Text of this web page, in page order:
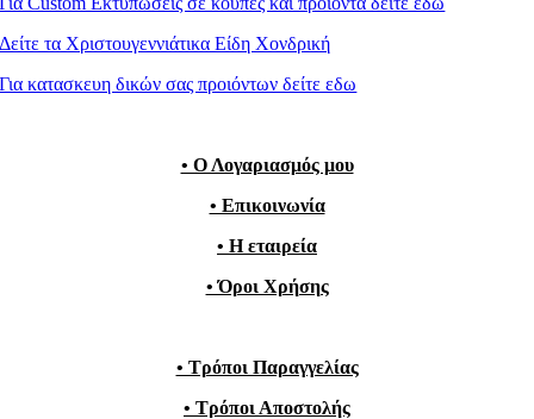
Δείτε τα Χριστουγεννιάτικα Είδη Χονδρική
Για κατασκευη δικών σας προιόντων δείτε εδω
• Ο Λογαριασμός μου
• Επικοινωνία
• Η εταιρεία
• Όροι Χρήσης
• Τρόποι Παραγγελίας
• Τρόποι Αποστολής